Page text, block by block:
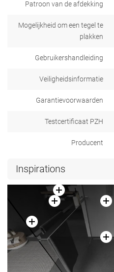
Patroon van de afdekking
Mogelijkheid om een tegel te
plakken
Gebruikershandleiding
Veiligheidsinformatie
Garantievoorwaarden
Testcertificaat PZH
Producent
Inspirations